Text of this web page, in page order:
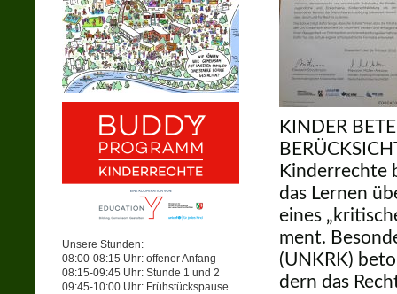
Unsere Stunden:
08:00-08:15 Uhr: offener Anfang
08:15-09:45 Uhr: Stunde 1 und 2
09:45-10:00 Uhr: Frühstückspause
KINDER
Kin­der­rech­te
das Ler­nen
eines
ment.
(UNKRK)
dern das